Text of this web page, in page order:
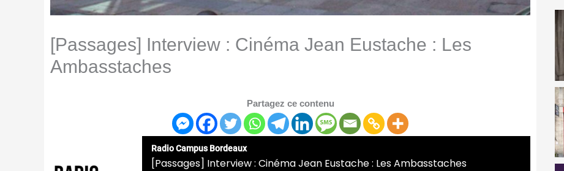
[Passages] Interview : Cinéma Jean Eustache : Les
Ambasstaches
Partagez ce contenu
Radio Campus Bordeaux
[Passages] Interview : Cinéma Jean Eustache : Les Ambasstaches